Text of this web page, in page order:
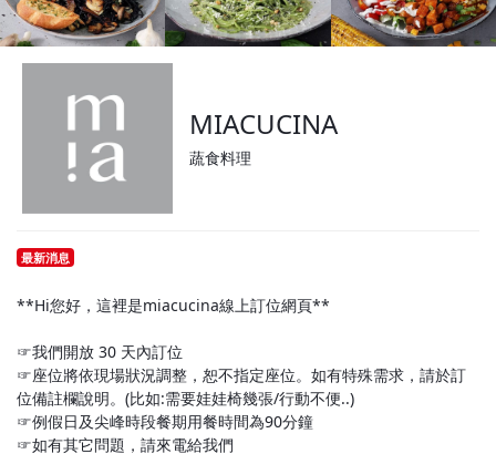
MIACUCINA
蔬食料理
最新消息
**Hi您好，這裡是miacucina線上訂位網頁**
☞我們開放 30 天內訂位
☞座位將依現場狀況調整，恕不指定座位。如有特殊需求，請於訂
位備註欄說明。(比如:需要娃娃椅幾張/行動不便..)
☞例假日及尖峰時段餐期用餐時間為90分鐘
☞如有其它問題，請來電給我們